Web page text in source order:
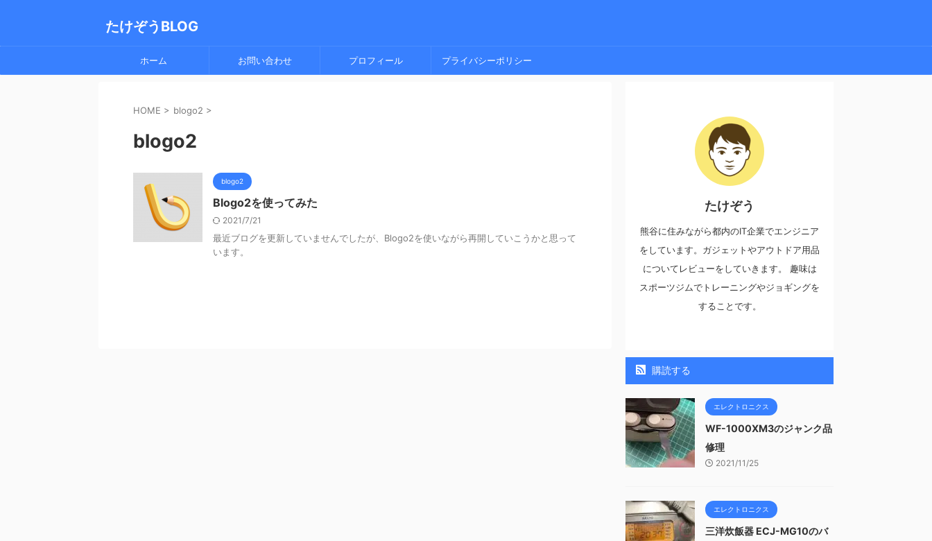
たけぞうBLOG
ホーム お問い合わせ プロフィール プライバシーポリシー
HOME > blogo2 >
blogo2
blogo2
Blogo2を使ってみた
2021/7/21
最近ブログを更新していませんでしたが、Blogo2を使いながら再開していこうかと思って
います。
たけぞう
熊谷に住みながら都内のIT企業でエンジニア
をしています。ガジェットやアウトドア用品
についてレビューをしていきます。 趣味は
スポーツジムでトレーニングやジョギングを
することです。
購読する
エレクトロニクス
WF-1000XM3のジャンク品
修理
2021/11/25
エレクトロニクス
三洋炊飯器 ECJ-MG10のバ